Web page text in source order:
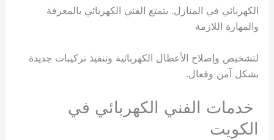
الكهربائي في المنازل. يتمتع الفني الكهربائي بالمعرفة
والمهارة اللازمة
لتشخيص وإصلاح الأعطال الكهربائية وتنفيذ تركيبات جديدة
بشكل آمن وفعال.
خدمات الفني الكهربائي في
الكويت